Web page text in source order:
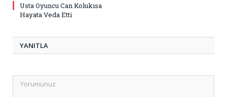
Usta Oyuncu Can Kolukısa
Hayata Veda Etti
YANITLA